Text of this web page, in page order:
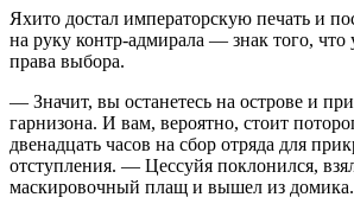
Яхито достал императорскую печать и
на руку контр-адмирала — знак того, что
права выбора.
— Значит, вы останетесь на острове и
гарнизона. И вам, вероятно, стоит
двенадцать часов на сбор отряда для
отступления. — Цессуйя поклонился,
маскировочный плащ и вышел из домика.